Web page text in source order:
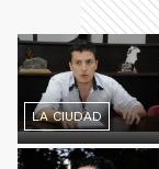
LA CIUDAD